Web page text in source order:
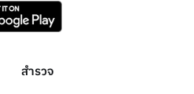
สำรวจ